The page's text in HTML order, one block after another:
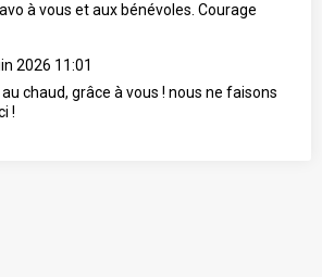
à vous et aux bénévoles. Courage
2026 11:01
chaud, grâce à vous ! nous ne faisons
!